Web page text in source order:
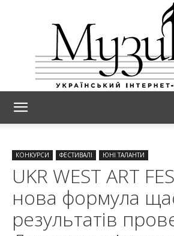
КОНКУРСИ ФЕСТИВАЛІ ЮНІ ТАЛАНТИ
UKR WEST ART
нова формула
результатів